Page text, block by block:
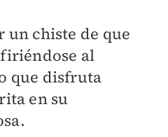
un chiste de que
al
que disfruta
en su